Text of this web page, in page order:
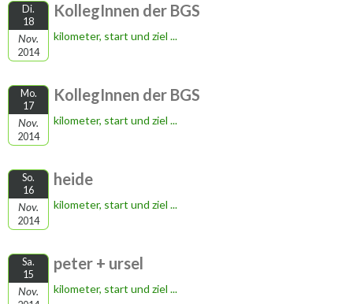
Di.
18
Nov.
2014
KollegInnen der BGS
kilometer, start und ziel ...
Mo.
17
Nov.
2014
KollegInnen der BGS
kilometer, start und ziel ...
So.
16
Nov.
2014
heide
kilometer, start und ziel ...
Sa.
15
Nov.
peter + ursel
kilometer, start und ziel ...